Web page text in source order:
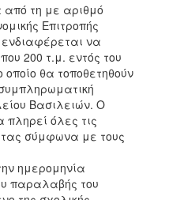
τη με αριθμό
Επιτροπής
ενδιαφέρεται να
200 τ.μ. εντός του
οποίο θα τοποθετηθούν
Βασιλειών. Ο
όλες τις
σύμφωνα με τους
ημερομηνία
παραλαβής του